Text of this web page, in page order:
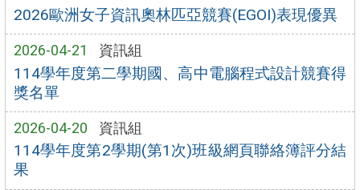
2026歐洲女子資訊奧林匹亞競賽(EGOI)表現優異
2026-04-21 資訊組
114學年度第二學期國、高中電腦程式設計競賽得
獎名單
2026-04-20 資訊組
114學年度第2學期(第1次)班級網頁聯絡簿評分結
果